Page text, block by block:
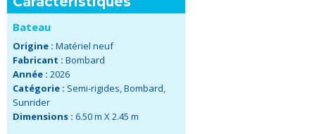
Bateau
Origine :Matériel neuf
Fabricant :Bombard
Année :2026
Catégorie : Semi-rigides,Bombard,
Sunrider
Dimensions : 6.50 m X 2.45 m